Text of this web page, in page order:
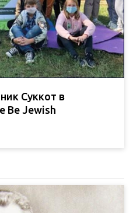
Суккот в
Be Jewish